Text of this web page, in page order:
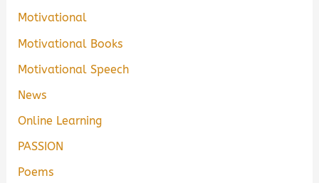
Motivational
Motivational Books
Motivational Speech
News
Online Learning
PASSION
Poems